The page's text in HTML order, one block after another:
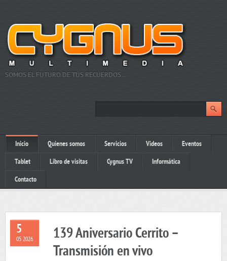
SOMOS EL FUTURO DE TUS RECUERDOS…
Inicio Quienes somos Servicios Videos Eventos
Tablet Libro de visitas Cygnus TV Informática
Contacto
5
05 2026
139 Aniversario Cerrito –
Transmisión en vivo